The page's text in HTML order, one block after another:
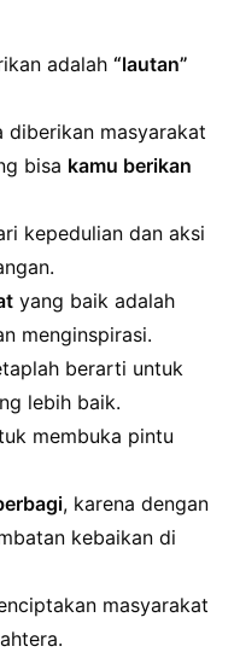
adalah “lautan”
diberikan masyarakat
bisa kamu berikan
kepedulian dan aksi
yang baik adalah
menginspirasi.
berarti untuk
lebih baik.
membuka pintu
, karena dengan
kebaikan di
masyarakat